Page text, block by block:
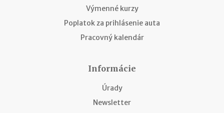
Výmenné kurzy
Poplatok za prihlásenie auta
Pracovný kalendár
Informácie
Úrady
Newsletter